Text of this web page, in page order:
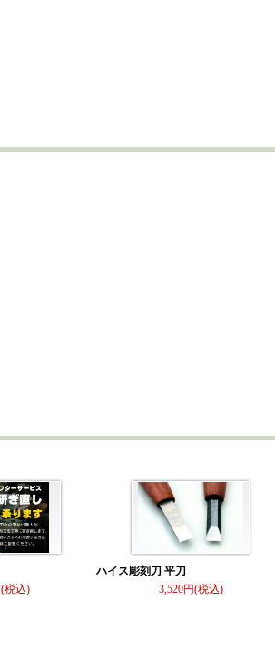
ハイス彫刻刀 平刀
3,520